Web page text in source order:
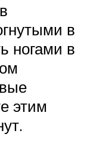
в
ногами в
этим